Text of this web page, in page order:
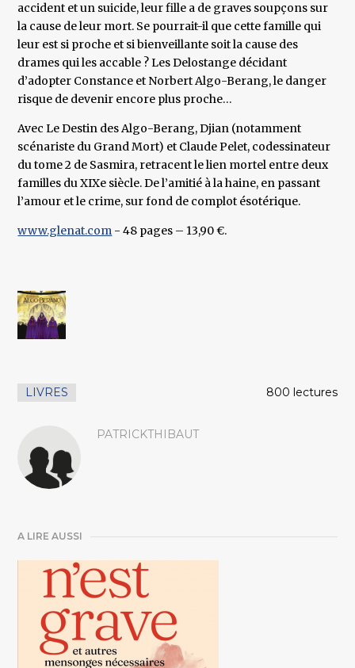
accident et un suicide, leur fille a de graves soupçons sur
la cause de leur mort. Se pourrait-il que cette famille qui
leur est si proche et si bienveillante soit la cause des
drames qui les accable ? Les Delostange décidant
d’adopter Constance et Norbert Algo-Berang, le danger
risque de devenir encore plus proche…
Avec Le Destin des Algo-Berang, Djian (notamment
scénariste du Grand Mort) et Claude Pelet, codessinateur
du tome 2 de Sasmira, retracent le lien mortel entre deux
familles du XIXe siècle. De l’amitié à la haine, en passant
l’amour et le crime, sur fond de complot ésotérique.
www.glenat.com - 48 pages – 13,90 €.
LIVRES 800 lectures
PATRICKTHIBAUT
A LIRE AUSSI